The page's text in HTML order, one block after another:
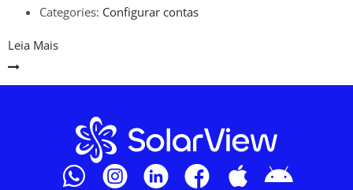
Categories: Configurar contas
Leia Mais